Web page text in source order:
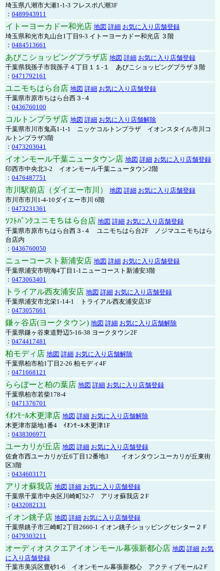
埼玉県八潮市大瀬1-1-3 フレスポ八潮3F
： 0489943911
イトーヨーカドー和光店 地図 詳細 お気に入り店舗登録
埼玉県和光市丸山台1丁目9-3 イトーヨーカドー和光店 ３階
： 0484513661
あびこショッピングプラザ店 地図 詳細 お気に入り店舗登録
千葉県我孫子市我孫子４丁目１１-１ あびこショッピングプラザ３階
： 0471792161
ユニモちはら台店 地図 詳細 お気に入り店舗登録
千葉県市原市ちはら台西３-４
： 0436760100
コルトンプラザ店 地図 詳細 お気に入り店舗解除
千葉県市川市鬼高1-1-1 ニッケコルトンプラザ イオンスタイル市川コ
ルトンプラザ3階
： 0473203041
イオンモール千葉ニュータウン店 地図 詳細 お気に入り店舗登録
印西市中央北3-2 イオンモール千葉ニュータウン2階
： 0476487751
市川駅前店（ダイエー市川） 地図 詳細 お気に入り店舗登録
市川市市川1-4-10ダイエー市川 6階
： 0473231361
ｿﾌﾄﾊﾞﾝｸユニモちはら台店 地図 詳細 お気に入り店舗登録
千葉県市原市ちはら台西３-４ ユニモちはら台2F ノジマユニモちはら
台店内
： 0436760050
ニューコースト新浦安店 地図 詳細 お気に入り店舗登録
千葉県浦安市明海4丁目1-1ニューコースト新浦安3階
： 0473063401
トライアル西友浦安店 地図 詳細 お気に入り店舗登録
千葉県浦安市北栄1-14-1 トライアル西友浦安店3F
： 0473057661
鎌ヶ谷店(ヨークタウン) 地図 詳細 お気に入り店舗解除
千葉県鎌ヶ谷東道野辺5-16-38 ヨークタウン2F
： 0474417481
柏モディ店 地図 詳細 お気に入り店舗解除
千葉県柏市柏1丁目2-26 柏モディ4F
： 0471668121
ららぽーと柏の葉店 地図 詳細 お気に入り店舗登録
千葉県柏市若柴178-4
： 0471376701
ｲｵﾝﾓｰﾙ木更津店 地図 詳細 お気に入り店舗解除
木更津市築地1番4 ｲｵﾝﾓｰﾙ木更津1F
： 0438306971
ユーカリが丘店 地図 詳細 お気に入り店舗登録
佐倉市西ユーカリが丘6丁目12番地3 イオンタウンユーカリが丘東街
区3階
： 0434603171
アリオ蘇我店 地図 詳細 お気に入り店舗登録
千葉県千葉市中央区川崎町52-7 アリオ蘇我店２F
： 0432082131
イオン銚子店 地図 詳細 お気に入り店舗登録
千葉県銚子市三崎町2丁目2660-1 イオン銚子ショッピングセンター２Ｆ
： 0479303211
オーディオスクエアイオンモール幕張新都心店 地図 詳細 お気
に入り店舗登録
千葉市美浜区豊砂1-6 イオンモール幕張新都心 アクティブモール2Ｆ